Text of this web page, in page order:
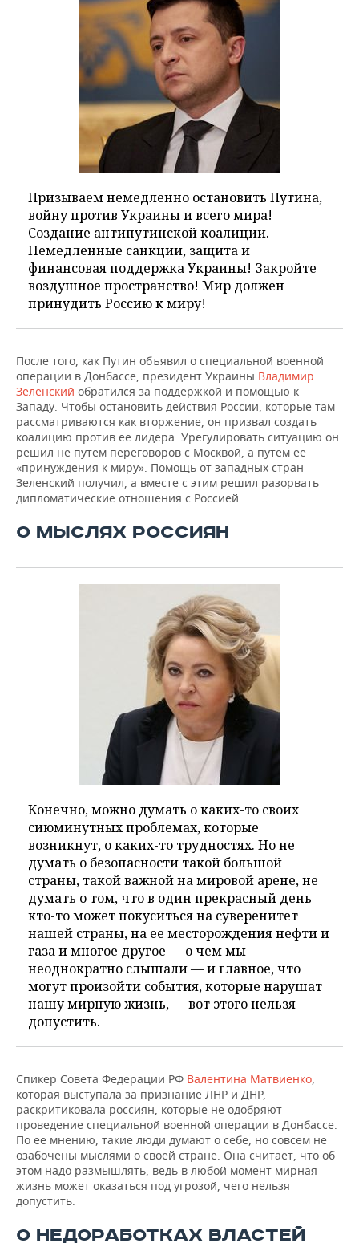
Призываем немедленно остановить Путина,
войну против Украины и всего мира!
Создание антипутинской коалиции.
Немедленные санкции, защита и
финансовая поддержка Украины! Закройте
воздушное пространство! Мир должен
принудить Россию к миру!
После того, как Путин объявил о специальной военной
операции в Донбассе, президент Украины Владимир
Зеленский обратился за поддержкой и помощью к
Западу. Чтобы остановить действия России, которые там
рассматриваются как вторжение, он призвал создать
коалицию против ее лидера. Урегулировать ситуацию он
решил не путем переговоров с Москвой, а путем ее
«принуждения к миру». Помощь от западных стран
Зеленский получил, а вместе с этим решил разорвать
дипломатические отношения с Россией.
О МЫСЛЯХ РОССИЯН
Конечно, можно думать о каких-то своих
сиюминутных проблемах, которые
возникнут, о каких-то трудностях. Но не
думать о безопасности такой большой
страны, такой важной на мировой арене, не
думать о том, что в один прекрасный день
кто-то может покуситься на суверенитет
нашей страны, на ее месторождения нефти и
газа и многое другое — о чем мы
неоднократно слышали — и главное, что
могут произойти события, которые нарушат
нашу мирную жизнь, — вот этого нельзя
допустить.
Спикер Совета Федерации РФ Валентина Матвиенко,
которая выступала за признание ЛНР и ДНР,
раскритиковала россиян, которые не одобряют
проведение специальной военной операции в Донбассе.
По ее мнению, такие люди думают о себе, но совсем не
озабочены мыслями о своей стране. Она считает, что об
этом надо размышлять, ведь в любой момент мирная
жизнь может оказаться под угрозой, чего нельзя
допустить.
О НЕДОРАБОТКАХ ВЛАСТЕЙ